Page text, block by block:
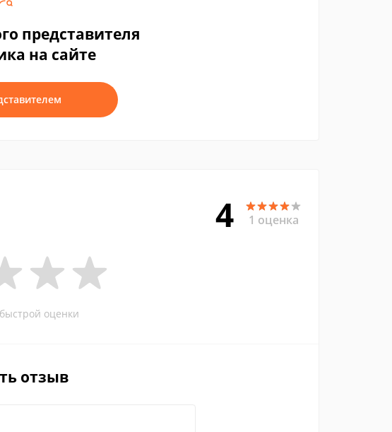
представителя
на сайте
4 1 оценка
оценки
отзыв